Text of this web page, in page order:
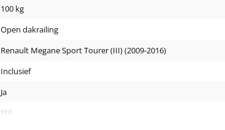
100 kg
Open dakrailing
Renault Megane Sport Tourer (III) (2009-2016)
Inclusief
Ja
Stil